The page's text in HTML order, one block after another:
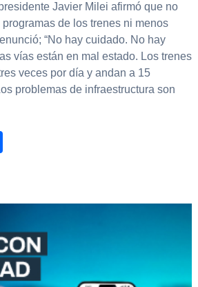
Javier Milei afirmó que no
de los trenes ni menos
“No hay cuidado. No hay
vías están en mal estado. Los trenes
veces por día y andan a 15
problemas de infraestructura son